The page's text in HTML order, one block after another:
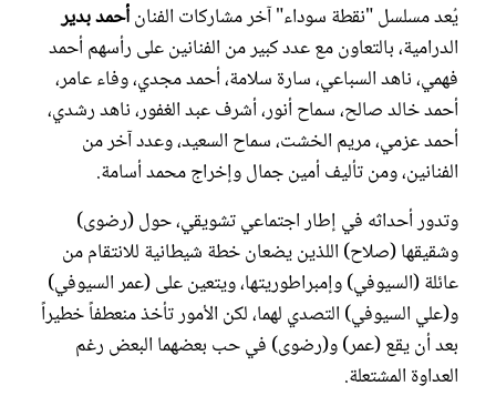
يُعد مسلسل "نقطة سوداء" آخر مشاركات الفنانأحمد بدير
الدرامية، بالتعاون مع عدد كبير من الفنانين على رأسهم أحمد
فهمي، ناهد السباعي، سارة سلامة، أحمد مجدي، وفاء عامر،
أحمد خالد صالح، سماح أنور، أشرف عبد الغفور، ناهد رشدي،
أحمد عزمي، مريم الخشت، سماح السعيد، وعدد آخر من
الفنانين، ومن تأليف أمين جمال وإخراج محمد أسامة.
وتدور أحداثه في إطار اجتماعي تشويقي، حول (رضوى)
وشقيقها (صلاح) اللذين يضعان خطة شيطانية للانتقام من
عائلة (السيوفي) وإمبراطوريتها، ويتعين على (عمر السيوفي)
و(علي السيوفي) التصدي لهما، لكن الأمور تأخذ منعطفاً خطيراً
بعد أن يقع (عمر) و(رضوى) في حب بعضهما البعض رغم
العداوة المشتعلة.